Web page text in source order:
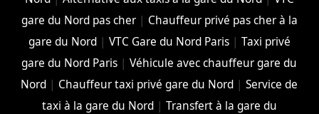
gare du Nord pas cher| Chauffeur privé pas cher à la
gare du Nord| VTC Gare du Nord Paris| Taxi privé
gare du Nord Paris |Véhicule avec chauffeur gare du
Nord | Chauffeur taxi privé gare du Nord |Service de
taxi à la gare du Nord| Transfert à la gare du